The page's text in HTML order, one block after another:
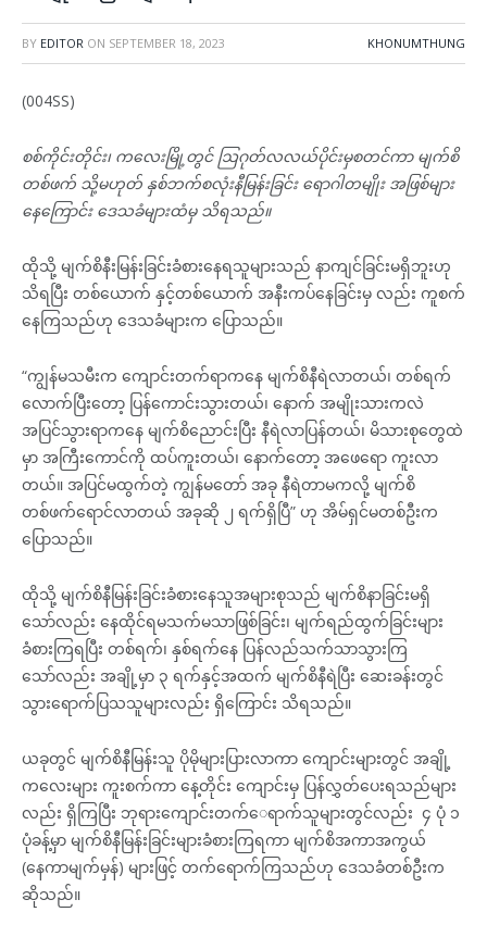
BY EDITOR ON SEPTEMBER 18, 2023 KHONUMTHUNG
(004SS)
စစ်ကိုင်းတိုင်း၊ ကလေးမြို့တွင် ဩဂုတ်လလယ်ပိုင်းမှစတင်ကာ မျက်စိ
တစ်ဖက် သို့မဟုတ် နှစ်ဘက်စလုံးနီမြန်းခြင်း ရောဂါတမျိုး အဖြစ်များ
နေကြောင်း ဒေသခံများထံမှ သိရသည်။
ထိုသို့ မျက်စိနီးမြန်းခြင်းခံစားနေရသူများသည် နာကျင်ခြင်းမရှိဘူးဟု
သိရပြီး တစ်ယောက် နှင့်တစ်ယောက် အနီးကပ်နေခြင်းမှ လည်း ကူစက်
နေကြသည်ဟု ဒေသခံများက ပြောသည်။
“ကျွန်မသမီးက ကျောင်းတက်ရာကနေ မျက်စိနီရဲလာတယ်၊ တစ်ရက်
လောက်ပြီးတော့ ပြန်ကောင်းသွားတယ်၊ နောက် အမျိုးသားကလဲ
အပြင်သွားရာကနေ မျက်စိညောင်းပြီး နီရဲလာပြန်တယ်၊ မိသားစုတွေထဲ
မှာ အကြီးကောင်ကို ထပ်ကူးတယ်၊ နောက်တော့ အဖေရော ကူးလာ
တယ်။ အပြင်မထွက်တဲ့ ကျွန်မတော် အခု နီရဲတာမကလို့ မျက်စိ
တစ်ဖက်ရောင်လာတယ် အခုဆို ၂ ရက်ရှိပြီ” ဟု အိမ်ရှင်မတစ်ဦးက
ပြောသည်။
ထိုသို့ မျက်စိနီမြန်းခြင်းခံစားနေသူအများစုသည် မျက်စိနာခြင်းမရှိ
သော်လည်း နေထိုင်ရမသက်မသာဖြစ်ခြင်း၊ မျက်ရည်ထွက်ခြင်းများ
ခံစားကြရပြီး တစ်ရက်၊ နှစ်ရက်နေ ပြန်လည်သက်သာသွားကြ
သော်လည်း အချို့မှာ ၃ ရက်နှင့်အထက် မျက်စိနီရဲပြီး ဆေးခန်းတွင်
သွားရောက်ပြသသူများလည်း ရှိကြောင်း သိရသည်။
ယခုတွင် မျက်စိနီမြန်းသူ ပိုမိုများပြားလာကာ ကျောင်းများတွင် အချို့
ကလေးများ ကူးစက်ကာ နေ့တိုင်း ကျောင်းမှ ပြန်လွှတ်ပေးရသည်များ
လည်း ရှိကြပြီး ဘုရားကျောင်းတက်‌ေရာက်သူများတွင်လည်း ၄ ပုံ ၁
ပုံခန့်မှာ မျက်စိနီမြန်းခြင်းများခံစားကြရကာ မျက်စိအကာအကွယ်
(နေကာမျက်မှန်) များဖြင့် တက်ရောက်ကြသည်ဟု ဒေသခံတစ်ဦးက
ဆိုသည်။